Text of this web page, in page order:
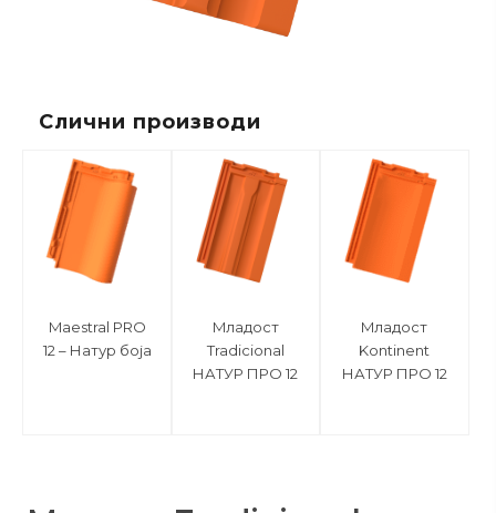
Слични производи
Maestral PRO
12 – Натур боја
Mладост
Tradicional
НАТУР ПРО 12
Mладост
Kontinent
НАТУР ПРО 12